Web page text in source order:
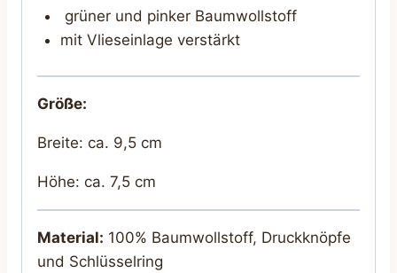
grüner und pinker Baumwollstoff
mit Vlieseinlage verstärkt
Größe:
Breite: ca. 9,5 cm
Höhe: ca. 7,5 cm
Material: 100% Baumwollstoff, Druckknöpfe
und Schlüsselring